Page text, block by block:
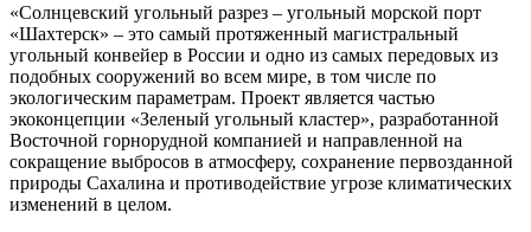
«Солнцевский угольный разрез – угольный морской порт
«Шахтерск» – это самый протяженный магистральный
угольный конвейер в России и одно из самых передовых из
подобных сооружений во всем мире, в том числе по
экологическим параметрам. Проект является частью
экоконцепции «Зеленый угольный кластер», разработанной
Восточной горнорудной компанией и направленной на
сокращение выбросов в атмосферу, сохранение первозданной
природы Сахалина и противодействие угрозе климатических
изменений в целом.